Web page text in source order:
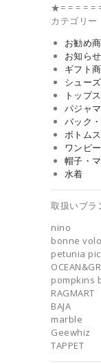
★= = = = =
カテゴリー
お勧め
お知らせ
ギフト
シュー
トップス
パジャマ
バック
ボトムス
ワンピ
帽子・
水着
取扱いブラ
nino
bonne
petunia
pompkins
RAGMART
BAJA
marble
Geewhiz
TAPPET